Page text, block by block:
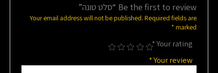
Be the first to review “סלט טונה”
Your email address will not be published. Required fields are
marked
*
Your rating
*
Your review
*